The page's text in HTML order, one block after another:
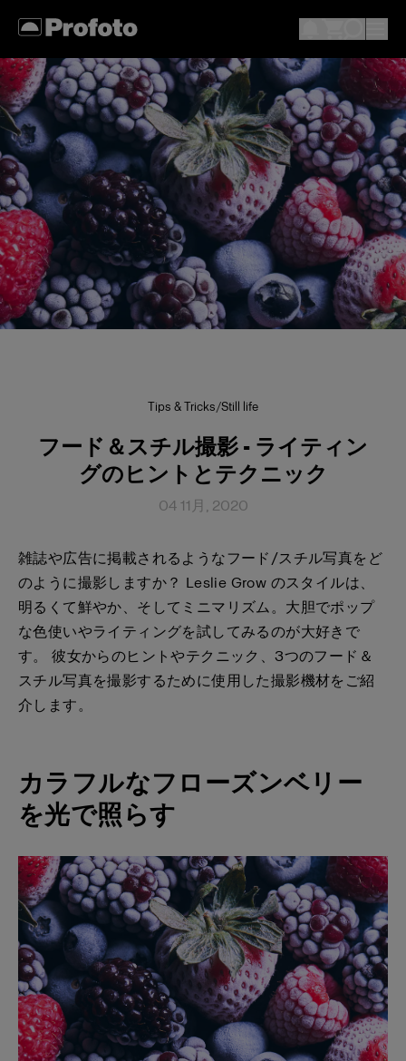
Tips & Tricks/Still life
フード＆スチル撮影 - ライティン
グのヒントとテクニック
04 11月, 2020
雑誌や広告に掲載されるようなフード/スチル写真をど
のように撮影しますか？ Leslie Grow のスタイルは、
明るくて鮮やか、そしてミニマリズム。大胆でポップ
な色使いやライティングを試してみるのが大好きで
す。 彼女からのヒントやテクニック、3つのフード＆
スチル写真を撮影するために使用した撮影機材をご紹
介します。
カラフルなフローズンベリー
を光で照らす